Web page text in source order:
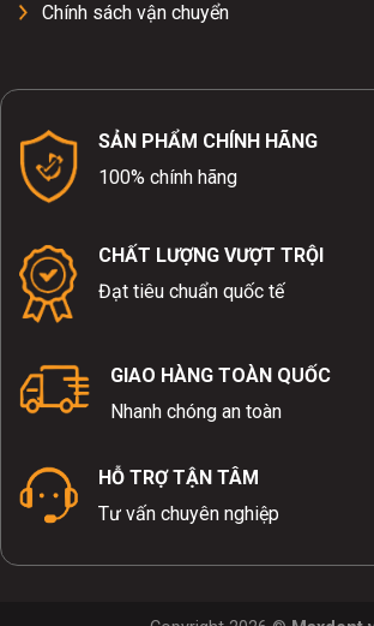
Chính sách vận chuyển
SẢN PHẨM CHÍNH HÃNG
100% chính hãng
CHẤT LƯỢNG VƯỢT TRỘI
Đạt tiêu chuẩn quốc tế
GIAO HÀNG TOÀN QUỐC
Nhanh chóng an toàn
HỖ TRỢ TẬN TÂM
Tư vấn chuyên nghiệp